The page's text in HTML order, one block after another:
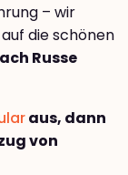
– wir
die schönen
Russe
aus, dann
von